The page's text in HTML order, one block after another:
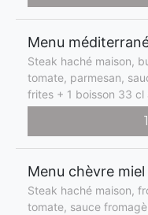
Menu
Steak haché maison,
tomate, parmesan,
frites + 1 boisson 33 cl
Menu chèvre
Steak haché maison,
tomate, sauce